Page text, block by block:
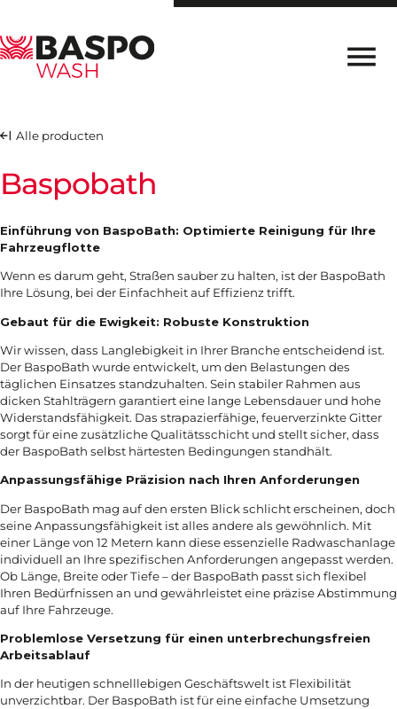
KONTAKT
DE NL EN FR IT
Alle producten
Baspobath
Einführung von BaspoBath: Optimierte Reinigung für Ihre
Fahrzeugflotte
Wenn es darum geht, Straßen sauber zu halten, ist der BaspoBath
Ihre Lösung, bei der Einfachheit auf Effizienz trifft.
Gebaut für die Ewigkeit: Robuste Konstruktion
Wir wissen, dass Langlebigkeit in Ihrer Branche entscheidend ist.
Der BaspoBath wurde entwickelt, um den Belastungen des
täglichen Einsatzes standzuhalten. Sein stabiler Rahmen aus
dicken Stahlträgern garantiert eine lange Lebensdauer und hohe
Widerstandsfähigkeit. Das strapazierfähige, feuerverzinkte Gitter
sorgt für eine zusätzliche Qualitätsschicht und stellt sicher, dass
der BaspoBath selbst härtesten Bedingungen standhält.
Anpassungsfähige Präzision nach Ihren Anforderungen
Der BaspoBath mag auf den ersten Blick schlicht erscheinen, doch
seine Anpassungsfähigkeit ist alles andere als gewöhnlich. Mit
einer Länge von 12 Metern kann diese essenzielle Radwaschanlage
individuell an Ihre spezifischen Anforderungen angepasst werden.
Ob Länge, Breite oder Tiefe – der BaspoBath passt sich flexibel
Ihren Bedürfnissen an und gewährleistet eine präzise Abstimmung
auf Ihre Fahrzeuge.
Problemlose Versetzung für einen unterbrechungsfreien
Arbeitsablauf
In der heutigen schnelllebigen Geschäftswelt ist Flexibilität
unverzichtbar. Der BaspoBath ist für eine einfache Umsetzung